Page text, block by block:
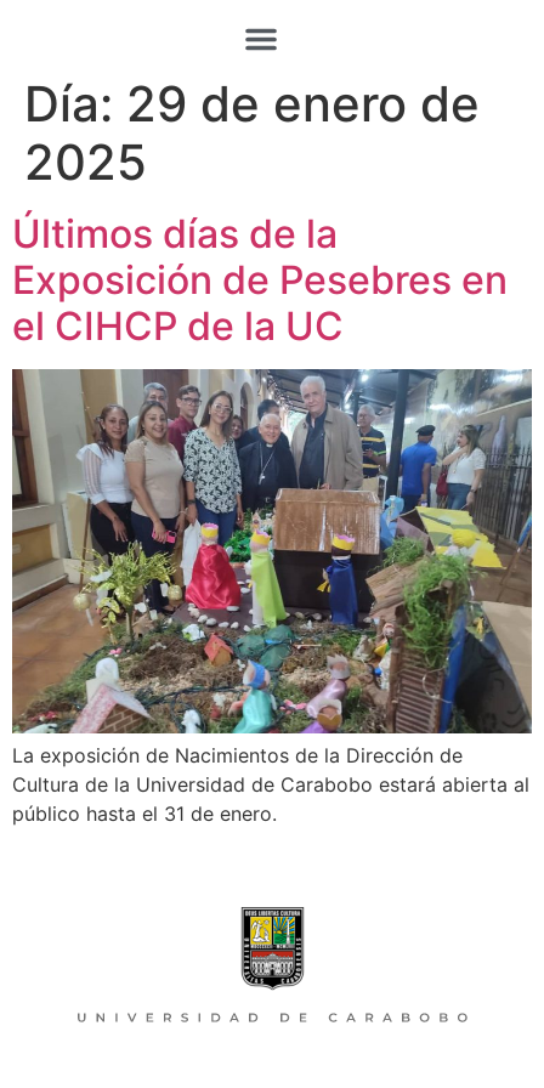
Día: 29 de enero de
2025
Últimos días de la
Exposición de Pesebres en
el CIHCP de la UC
La exposición de Nacimientos de la Dirección de
Cultura de la Universidad de Carabobo estará abierta al
público hasta el 31 de enero.